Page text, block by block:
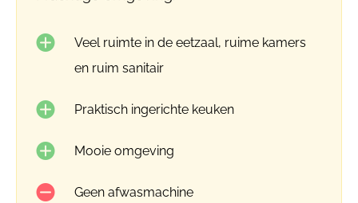
Veel ruimte in de eetzaal, ruime kamers
en ruim sanitair
Praktisch ingerichte keuken
Mooie omgeving
Geen afwasmachine